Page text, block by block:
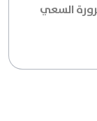
السعي